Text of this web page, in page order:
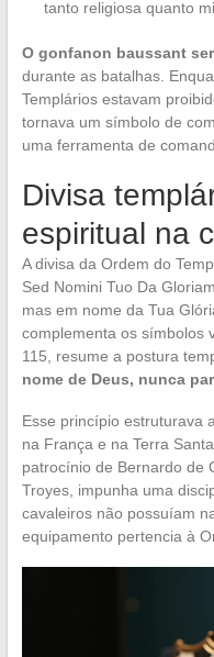
tanto religiosa quanto
O gonfanon baussant
durante as batalhas.
Templários estavam
tornava um símbolo de
uma ferramenta de
Divisa
espiritual na
A divisa da Ordem do
Sed Nomini Tuo Da
mas em nome da Tua
complementa os símbolos
115, resume a postura
nome de Deus, nunca
Esse princípio estruturava
na França e na Terra
patrocínio de Bernardo de
Troyes, impunha uma
cavaleiros não possuíam
equipamento pertencia à